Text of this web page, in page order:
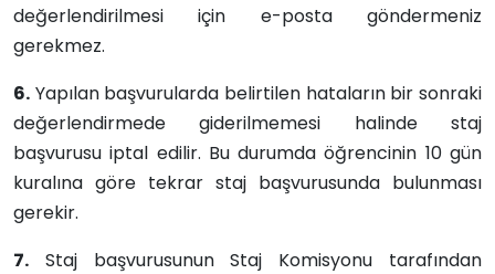
değerlendirilmesi için e-posta göndermeniz
gerekmez.
6. Yapılan başvurularda belirtilen hataların bir sonraki
değerlendirmede giderilmemesi halinde staj
başvurusu iptal edilir. Bu durumda öğrencinin 10 gün
kuralına göre tekrar staj başvurusunda bulunması
gerekir.
7. Staj başvurusunun Staj Komisyonu tarafından